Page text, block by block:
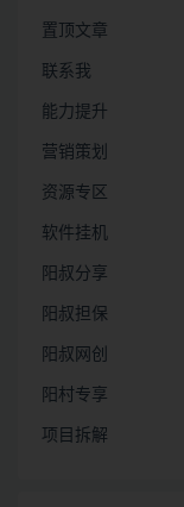
置顶文章
联系我
能力提升
营销策划
资源专区
软件挂机
阳叔分享
阳叔担保
阳叔网创
阳村专享
项目拆解